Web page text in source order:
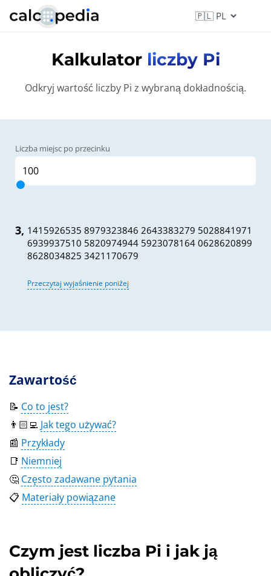
Kalkulator liczby Pi
Odkryj wartość liczby Pi z wybraną dokładnością.
Liczba miejsc po przecinku
3, 1415926535 8979323846 2643383279 5028841971
6939937510 5820974944 5923078164 0628620899
8628034825 3421170679
Przeczytaj wyjaśnienie poniżej
Zawartość
📝 Co to jest?
👨🏻‍💻 Jak tego używać?
📰 Przykłady
📑 Niemniej
🤔 Często zadawane pytania
📋 Materiały powiązane
Czym jest liczba Pi i jak ją